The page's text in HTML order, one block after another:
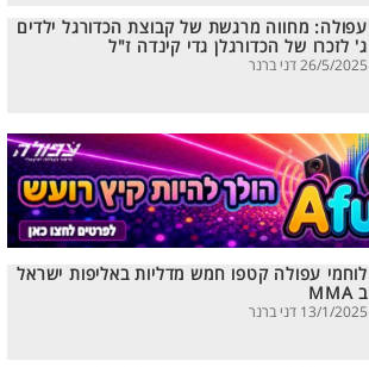
עפולה: מחווה מרגשת של קבוצת הכדורגל ילדים
ג' לזכרו של הכדורגלן גדי קינדה ז"ל
26/5/2025 דני ברנר
לוחמי עפולה קטפו חמש מדליות באליפות ישראל
ב MMA
13/1/2025 דני ברנר